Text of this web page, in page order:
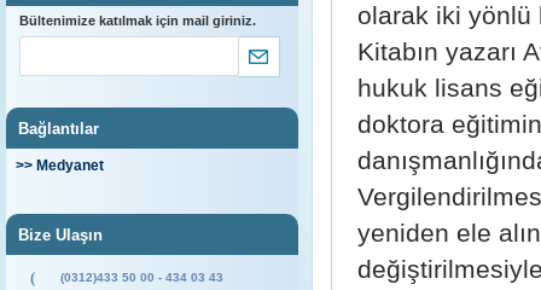
Bültenimize katılmak için mail giriniz.
Bağlantılar
>> Medyanet
Bize Ulaşın
( (0312)433 50 00 - 434 03 43
olarak iki yönlü
Kitabın yazarı
hukuk lisans
doktora
yeniden ele